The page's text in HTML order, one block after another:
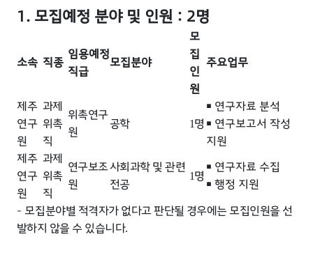
1. 모집예정 분야 및 인원 : 2명
소속 직종
임용예정
직급
모집분야
모
집
인
원
주요업무
제주
연구
원
과제
위촉
직
위촉연구
원
공학 1명
￭ 연구자료 분석
￭ 연구보고서 작성
지원
제주
연구
원
과제
위촉
직
연구보조
원
사회과학 및 관련
전공
1명
￭ 연구자료 수집
￭ 행정 지원
- 모집분야별 적격자가 없다고 판단될 경우에는 모집인원을 선
발하지 않을 수 있습니다.